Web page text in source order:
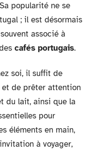
popularité ne se
; il est désormais
associé à
cafés portugais.
soi, il suffit de
et de prêter attention
du lait, ainsi que la
pour
éléments en main,
à voyager,